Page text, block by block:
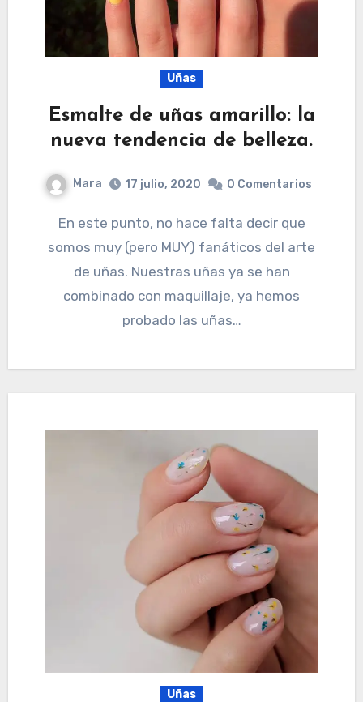
Uñas
Esmalte de uñas amarillo: la
nueva tendencia de belleza.
Mara 17 julio, 2020 0 Comentarios
En este punto, no hace falta decir que
somos muy (pero MUY) fanáticos del arte
de uñas. Nuestras uñas ya se han
combinado con maquillaje, ya hemos
probado las uñas…
Uñas